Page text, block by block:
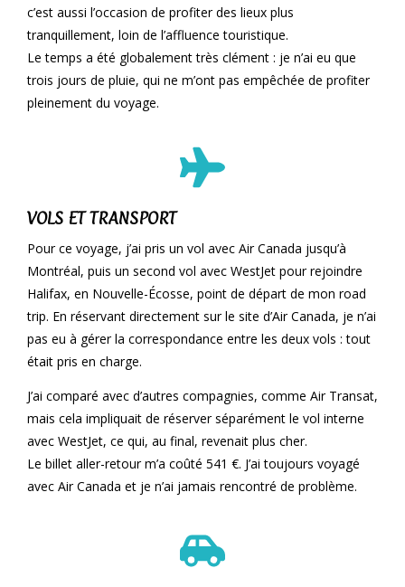
c’est aussi l’occasion de profiter des lieux plus
tranquillement, loin de l’affluence touristique.
Le temps a été globalement très clément : je n’ai eu que
trois jours de pluie, qui ne m’ont pas empêchée de profiter
pleinement du voyage.
VOLS ET TRANSPORT
Pour ce voyage, j’ai pris un vol avec Air Canada jusqu’à
Montréal, puis un second vol avec WestJet pour rejoindre
Halifax, en Nouvelle-Écosse, point de départ de mon road
trip. En réservant directement sur le site d’Air Canada, je n’ai
pas eu à gérer la correspondance entre les deux vols : tout
était pris en charge.
J’ai comparé avec d’autres compagnies, comme Air Transat,
mais cela impliquait de réserver séparément le vol interne
avec WestJet, ce qui, au final, revenait plus cher.
Le billet aller-retour m’a coûté 541 €. J’ai toujours voyagé
avec Air Canada et je n’ai jamais rencontré de problème.